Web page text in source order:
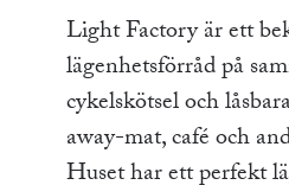
Light Factory är ett
lägenhetsförråd på
cykelskötsel och
away-mat, café och
Huset har ett perfekt